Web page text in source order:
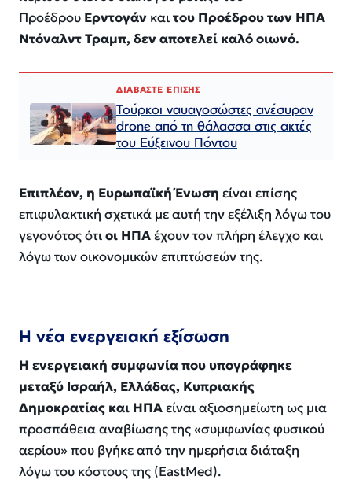
Προέδρου Ερντογάν καιτου Προέδρου των ΗΠΑ
Ντόναλντ Τραμπ, δεν αποτελεί καλό οιωνό.
ΔΙΑΒΑΣΤΕ ΕΠΙΣΗΣ
Τούρκοι ναυαγοσώστες ανέσυραν
drone από τη θάλασσα στις ακτές
του Εύξεινου Πόντου
Επιπλέον, η Ευρωπαϊκή Ένωση είναι επίσης
επιφυλακτική σχετικά με αυτή την εξέλιξη λόγω του
γεγονότος ότιοι ΗΠΑέχουν τον πλήρη έλεγχο και
λόγω των οικονομικών επιπτώσεών της.
Η νέα ενεργειακή εξίσωση
Η ενεργειακή συμφωνία που υπογράφηκε
μεταξύ Ισραήλ, Ελλάδας, Κυπριακής
Δημοκρατίας και ΗΠΑείναι αξιοσημείωτη ως μια
προσπάθεια αναβίωσης της «συμφωνίας φυσικού
αερίου» που βγήκε από την ημερήσια διάταξη
λόγω του κόστους της (EastMed).